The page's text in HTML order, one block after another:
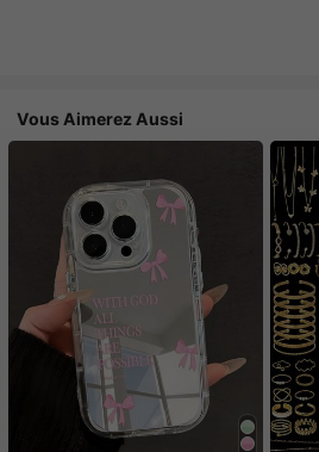
Vous Aimerez Aussi